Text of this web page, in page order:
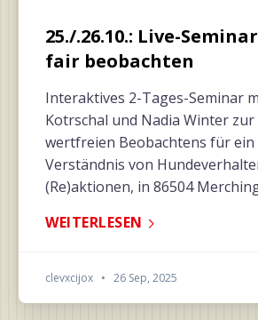
25./.26.10.: Live-
fair beobachten
Interaktives 2-Tages-Seminar
Kotrschal und Nadia Winter
wertfreien Beobachtens für ein
Verständnis von
(Re)aktionen, in 86504
WEITERLESEN
clevxcijox • 26 Sep, 2025